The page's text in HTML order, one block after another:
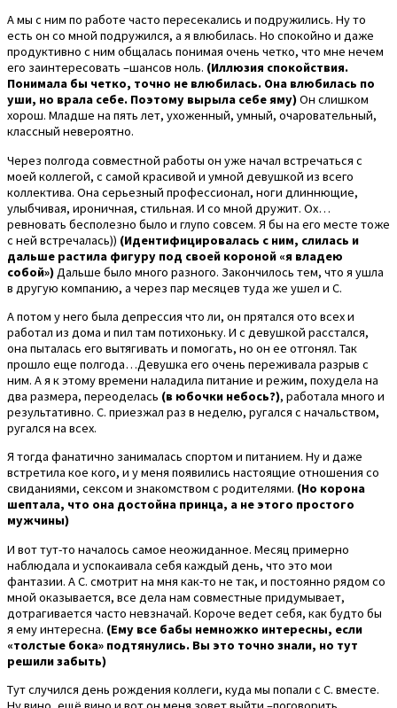
А мы с ним по работе часто пересекались и подружились. Ну то
есть он со мной подружился, а я влюбилась. Но спокойно и даже
продуктивно с ним общалась понимая очень четко, что мне нечем
его заинтересовать –шансов ноль. (Иллюзия спокойствия.
Понимала бы четко, точно не влюбилась. Она влюбилась по
уши, но врала себе. Поэтому вырыла себе яму)Он слишком
хорош. Младше на пять лет, ухоженный, умный, очаровательный,
классный невероятно.
Через полгода совместной работы он уже начал встречаться с
моей коллегой, с самой красивой и умной девушкой из всего
коллектива. Она серьезный профессионал, ноги длиннющие,
улыбчивая, ироничная, стильная. И со мной дружит. Ох…
ревновать бесполезно было и глупо совсем. Я бы на его месте тоже
с ней встречалась)) (Идентифицировалась с ним, слилась и
дальше растила фигуру под своей короной «я владею
собой») Дальше было много разного. Закончилось тем, что я ушла
в другую компанию, а через пар месяцев туда же ушел и С.
А потом у него была депрессия что ли, он прятался ото всех и
работал из дома и пил там потихоньку. И с девушкой расстался,
она пыталась его вытягивать и помогать, но он ее отгонял. Так
прошло еще полгода…Девушка его очень переживала разрыв с
ним. А я к этому времени наладила питание и режим, похудела на
два размера, переоделась (в юбочки небось?), работала много и
результативно. С. приезжал раз в неделю, ругался с начальством,
ругался на всех.
Я тогда фанатично занималась спортом и питанием. Ну и даже
встретила кое кого, и у меня появились настоящие отношения со
свиданиями, сексом и знакомством с родителями. (Но корона
шептала, что она достойна принца, а не этого простого
мужчины)
И вот тут-то началось самое неожиданное. Месяц примерно
наблюдала и успокаивала себя каждый день, что это мои
фантазии. А С. смотрит на мня как-то не так, и постоянно рядом со
мной оказывается, все дела нам совместные придумывает,
дотрагивается часто невзначай. Короче ведет себя, как будто бы
я ему интересна. (Ему все бабы немножко интересны, если
«толстые бока» подтянулись. Вы это точно знали, но тут
решили забыть)
Тут случился день рождения коллеги, куда мы попали с С. вместе.